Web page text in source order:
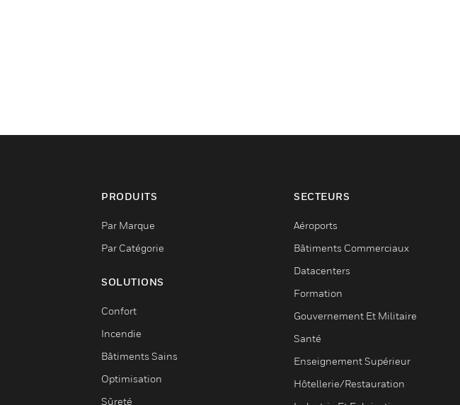
PRODUITS
Par Marque
Par Catégorie
SOLUTIONS
Confort
Incendie
Bâtiments Sains
Optimisation
Sûreté
SECTEURS
Aéroports
Bâtiments Commerciaux
Datacenters
Formation
Gouvernement Et Militaire
Santé
Enseignement Supérieur
Hôtellerie/Restauration